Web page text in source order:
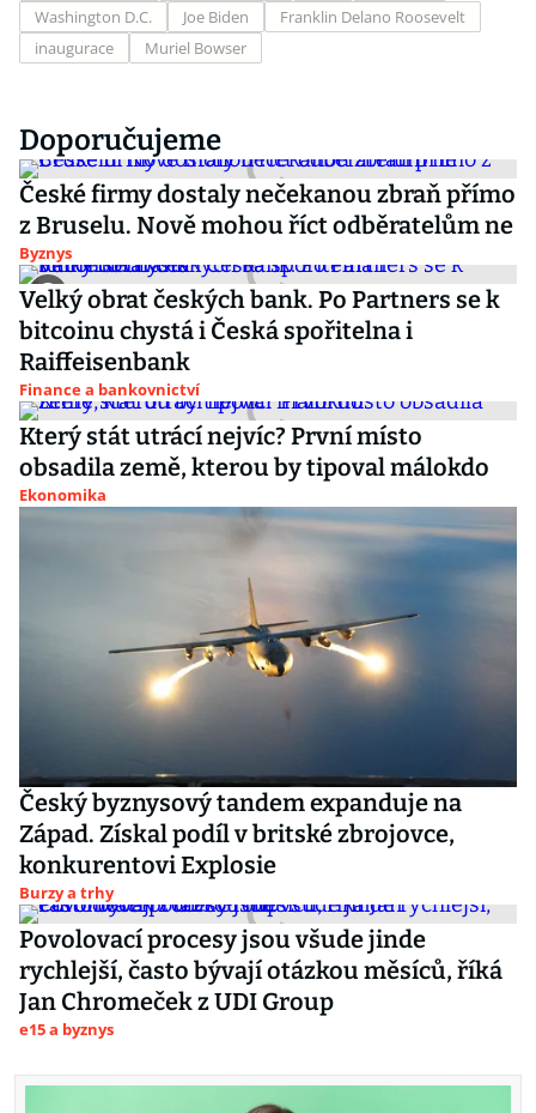
Washington D.C.
Joe Biden
Franklin Delano Roosevelt
inaugurace
Muriel Bowser
Doporučujeme
České firmy dostaly nečekanou zbraň přímo
z Bruselu. Nově mohou říct odběratelům ne
Byznys
Velký obrat českých bank. Po Partners se k
bitcoinu chystá i Česká spořitelna i
Raiffeisenbank
Finance a bankovnictví
Který stát utrácí nejvíc? První místo
obsadila země, kterou by tipoval málokdo
Ekonomika
Český byznysový tandem expanduje na
Západ. Získal podíl v britské zbrojovce,
konkurentovi Explosie
Burzy a trhy
Povolovací procesy jsou všude jinde
rychlejší, často bývají otázkou měsíců, říká
Jan Chromeček z UDI Group
e15 a byznys